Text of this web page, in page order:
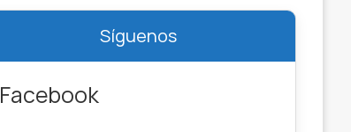
Síguenos
Facebook